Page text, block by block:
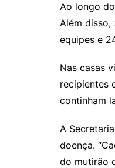
Ao longo
Além disso,
equipes e
Nas casas
recipientes
continham
A
doença.
do mutirão